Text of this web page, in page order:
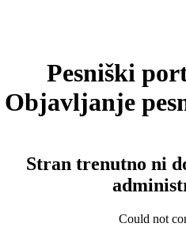
Pesniški
Objavljanje
Stran trenutno ni
Could not